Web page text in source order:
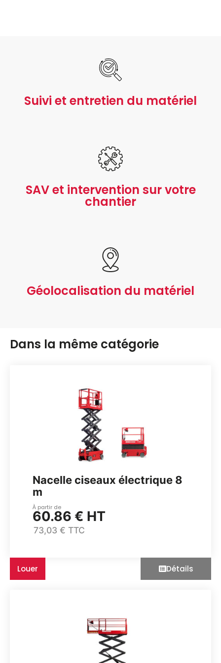
Suivi et entretien du matériel
SAV et intervention sur votre
chantier
Géolocalisation du matériel
Dans la même catégorie
Nacelle ciseaux électrique 8
m
À partir de
60.86 € HT
73,03 € TTC
Louer Détails